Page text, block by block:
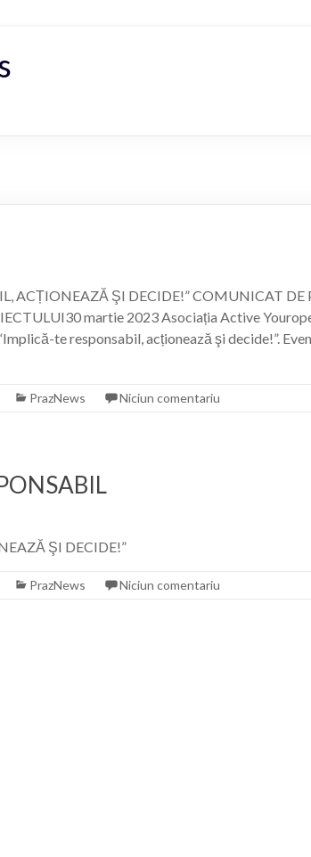
ACȚIONEAZĂ ŞI DECIDE!” COMUNICAT DE
martie 2023 Asociația Active
te responsabil, acționează şi decide!”.
PrazNews Niciun comentariu
ŞI DECIDE!”
PrazNews Niciun comentariu